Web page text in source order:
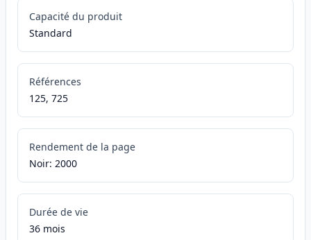
Capacité du produit
Standard
Références
125, 725
Rendement de la page
Noir: 2000
Durée de vie
36 mois